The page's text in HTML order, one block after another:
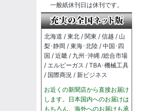
一般紙休刊日は休刊です。
北海道 / 東北 / 関東 / 信越 / 山
梨･静岡 / 東海･北陸 / 中国･四
国 / 近畿 / 九州･沖縄 /総合市場
/ エルピーガス / TBA･機械工具
/ 国際商況 / 新ビジネス
お近くの新聞店から直接お届け
します。日本国内へのお届けは
もちろん、海外へのお届けも承